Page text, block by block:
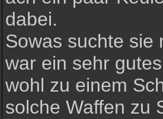
dabei.
Sowas suchte sie
war ein sehr
wohl zu einem
solche Waffen zu